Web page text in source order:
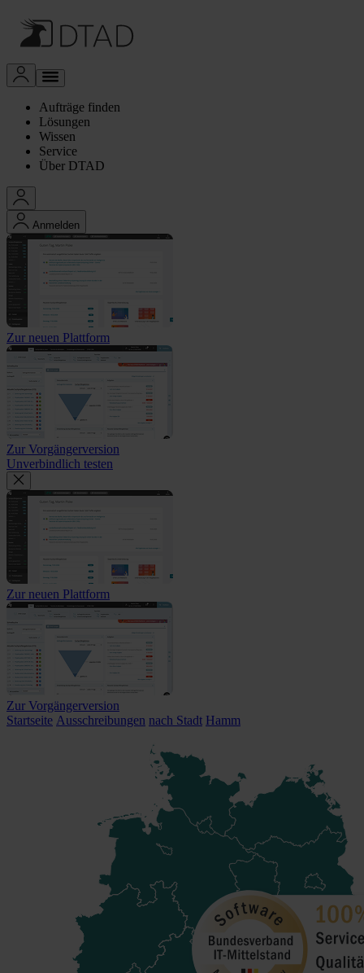
Aufträge finden
Lösungen
Wissen
Service
Über DTAD
Anmelden
Zur neuen Plattform
Zur Vorgängerversion
Unverbindlich testen
Zur neuen Plattform
Zur Vorgängerversion
Startseite Ausschreibungen nach Stadt Hamm